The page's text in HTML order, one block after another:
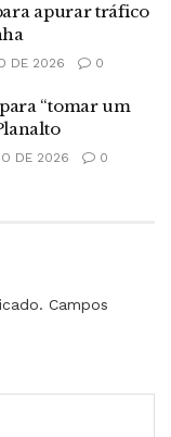
apurar tráfico
DE 2026 0
“tomar um
DE 2026 0
Campos